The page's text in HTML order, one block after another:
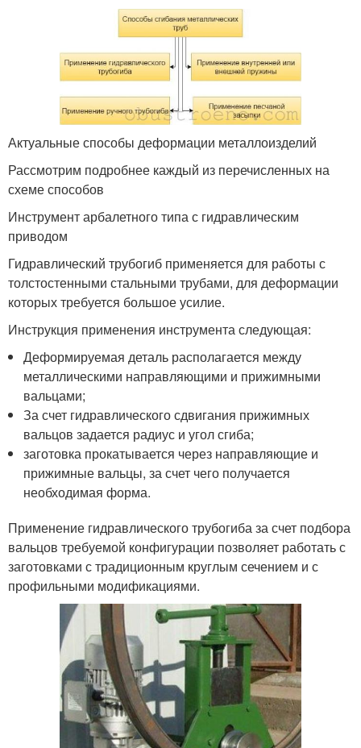
Актуальные способы деформации металлоизделий
Рассмотрим подробнее каждый из перечисленных на
схеме способов
Инструмент арбалетного типа с гидравлическим
приводом
Гидравлический трубогиб применяется для работы с
толстостенными стальными трубами, для деформации
которых требуется большое усилие.
Инструкция применения инструмента следующая:
Деформируемая деталь располагается между
металлическими направляющими и прижимными
вальцами;
За счет гидравлического сдвигания прижимных
вальцов задается радиус и угол сгиба;
заготовка прокатывается через направляющие и
прижимные вальцы, за счет чего получается
необходимая форма.
Применение гидравлического трубогиба за счет подбора
вальцов требуемой конфигурации позволяет работать с
заготовками с традиционным круглым сечением и с
профильными модификациями.